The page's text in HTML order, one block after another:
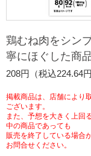
食の安全・安心へ
ギフト
プリペイドカード・
ニンテンドー・ダウ
マルチコピー機で
コピー
プリント
スキャン
ファクス
便利なサービス
宅配便
切手・はがき・印紙
セブン銀行ATM
ご利用可能なお支払
チケットサービス
セブンチケット
チケットぴあ
イープラス
セブン‐イレブンでお
タワーレコード
セブンネットショッ
停電時のサービス停
ごあいさつ
企業理念
会社概要
貸借対照表・損益計
沿革
サステナビリティ
セブン＆アイ・ホー
サステナビリティ活
サステナビリティ推
GREEN
加盟店オーナ
店舗検索
お問い合わせ
鶏むね肉をシン
寧にほぐした商
208円（税込224.64円
掲載商品は、店舗により
ございます。
また、予想を大きく上回
中の商品であっても
販売を終了している場合
お問合せください。